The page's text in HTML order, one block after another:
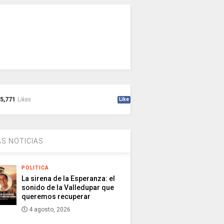
5,771 Likes Like
NOTICIAS
POLITICA
La sirena de la Esperanza: el
sonido de la Valledupar que
queremos recuperar
4 agosto, 2026